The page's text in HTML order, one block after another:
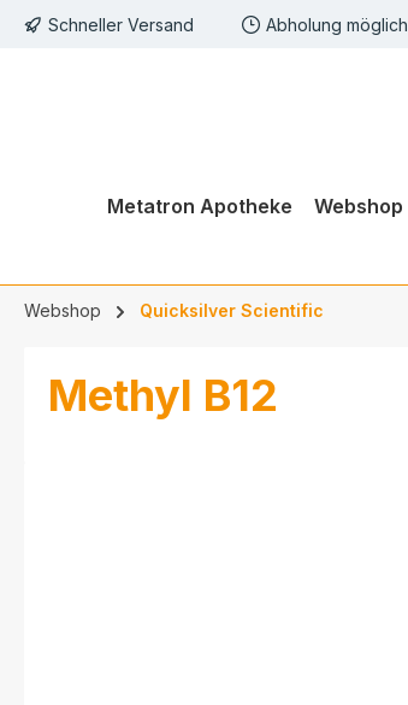
Zur Hauptnavigation springen
Schneller Versand Abholung möglich
Metatron Apotheke Webshop
Webshop Quicksilver Scientific
Methyl B12